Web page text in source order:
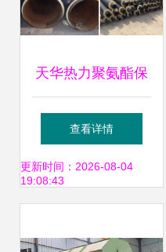
天华热力聚氨酯保
温管在工业设备与
施工安全中的关键
查看详情
更新时间：2026-08-04
19:08:43